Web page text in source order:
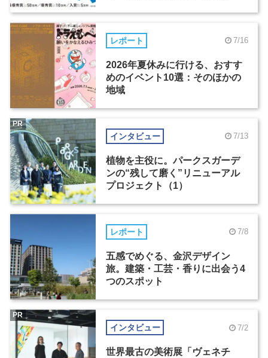
レポート 7/16
2026年夏休みに行ける、おすす
めのイベント10選：そのほかの
地域
インタビュー 7/13
植物を主役に。パークスガーデ
ンの“残して磨く”リニューアル
プロジェクト（1）
PR
レポート 7/8
五感でめぐる、金沢デザイン
旅。建築・工芸・香りに出会う4
つのスポット
インタビュー 7/2
世界最古の美術展「ヴェネチ
PR